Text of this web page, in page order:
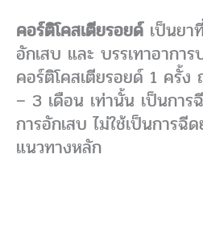
คอร์ติโคสเตียรอยด์เป็นยา
อักเสบ และ บรรเทาอากา
คอร์ติโคสเตียรอยด์ 1 ครั้ง
– 3 เดือน เท่านั้น เป็นการ
การอักเสบ ไม่ใช้เป็นการฉี
แนวทางหลัก